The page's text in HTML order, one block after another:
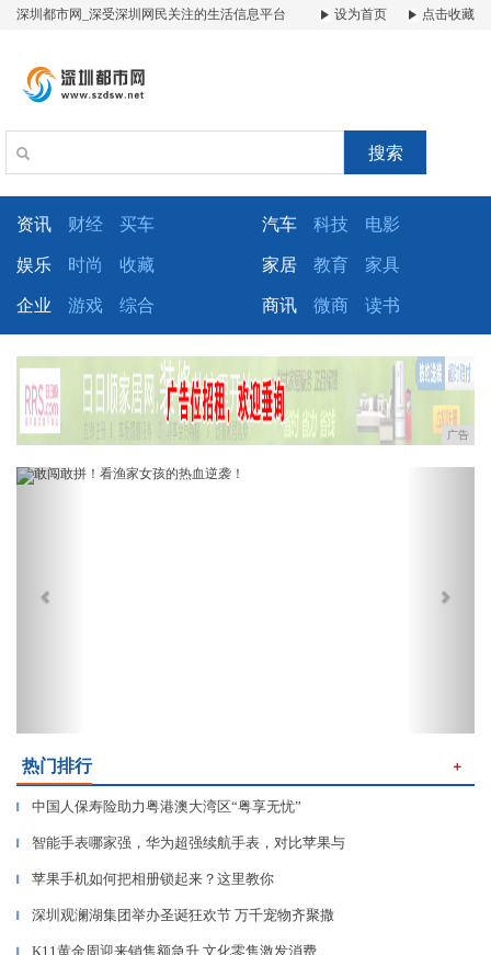
深圳都市网_深受深圳网民关注的生活信息平台 设为首页 点击收藏
搜索
资讯 财经 买车 汽车 科技 电影
娱乐 时尚 收藏 家居 教育 家具
企业 游戏 综合 商讯 微商 读书
广告
Previous
热门排行 ＋
▎ 中国人保寿险助力粤港澳大湾区“粤享无忧”
▎ 智能手表哪家强，华为超强续航手表，对比苹果与
▎ 苹果手机如何把相册锁起来？这里教你
▎ 深圳观澜湖集团举办圣诞狂欢节 万千宠物齐聚撒
K11黄金周迎来销售额急升 文化零售激发消费